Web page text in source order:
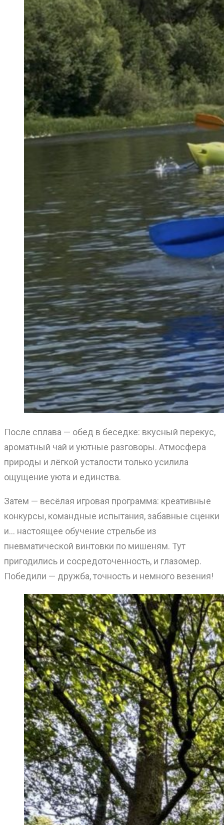
После сплава — обед в беседке: вкусный перекус,
ароматный чай и уютные разговоры. Атмосфера
природы и лёгкой усталости только усилила
ощущение уюта и единства.
Затем — весёлая игровая программа: креативные
конкурсы, командные испытания, забавные сценки
и… настоящее обучение стрельбе из
пневматической винтовки по мишеням. Тут
пригодились и сосредоточенность, и глазомер.
Победили — дружба, точность и немного везения!